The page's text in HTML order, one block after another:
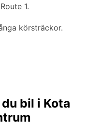
1.
körsträckor.
bil i Kota